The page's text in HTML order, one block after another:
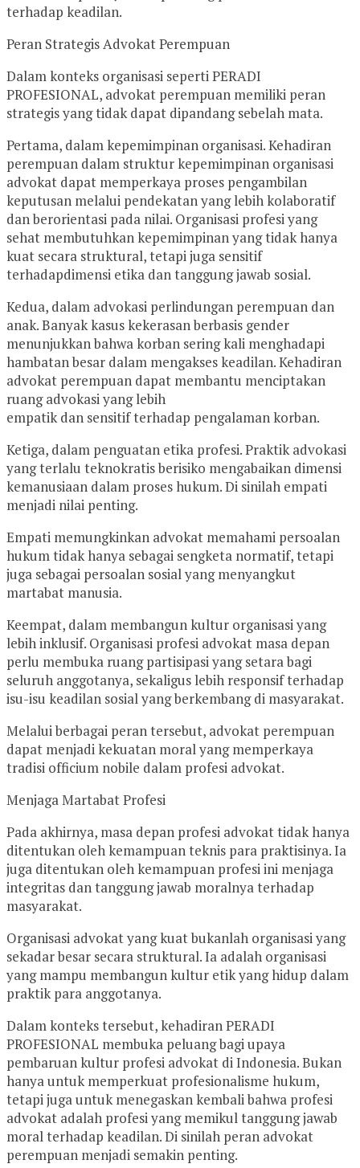
terhadap keadilan.
Peran Strategis Advokat Perempuan
Dalam konteks organisasi seperti PERADI
PROFESIONAL, advokat perempuan memiliki peran
strategis yang tidak dapat dipandang sebelah mata.
Pertama, dalam kepemimpinan organisasi. Kehadiran
perempuan dalam struktur kepemimpinan organisasi
advokat dapat memperkaya proses pengambilan
keputusan melalui pendekatan yang lebih kolaboratif
dan berorientasi pada nilai. Organisasi profesi yang
sehat membutuhkan kepemimpinan yang tidak hanya
kuat secara struktural, tetapi juga sensitif
terhadapdimensi etika dan tanggung jawab sosial.
Kedua, dalam advokasi perlindungan perempuan dan
anak. Banyak kasus kekerasan berbasis gender
menunjukkan bahwa korban sering kali menghadapi
hambatan besar dalam mengakses keadilan. Kehadiran
advokat perempuan dapat membantu menciptakan
ruang advokasi yang lebih
empatik dan sensitif terhadap pengalaman korban.
Ketiga, dalam penguatan etika profesi. Praktik advokasi
yang terlalu teknokratis berisiko mengabaikan dimensi
kemanusiaan dalam proses hukum. Di sinilah empati
menjadi nilai penting.
Empati memungkinkan advokat memahami persoalan
hukum tidak hanya sebagai sengketa normatif, tetapi
juga sebagai persoalan sosial yang menyangkut
martabat manusia.
Keempat, dalam membangun kultur organisasi yang
lebih inklusif. Organisasi profesi advokat masa depan
perlu membuka ruang partisipasi yang setara bagi
seluruh anggotanya, sekaligus lebih responsif terhadap
isu-isu keadilan sosial yang berkembang di masyarakat.
Melalui berbagai peran tersebut, advokat perempuan
dapat menjadi kekuatan moral yang memperkaya
tradisi officium nobile dalam profesi advokat.
Menjaga Martabat Profesi
Pada akhirnya, masa depan profesi advokat tidak hanya
ditentukan oleh kemampuan teknis para praktisinya. Ia
juga ditentukan oleh kemampuan profesi ini menjaga
integritas dan tanggung jawab moralnya terhadap
masyarakat.
Organisasi advokat yang kuat bukanlah organisasi yang
sekadar besar secara struktural. Ia adalah organisasi
yang mampu membangun kultur etik yang hidup dalam
praktik para anggotanya.
Dalam konteks tersebut, kehadiran PERADI
PROFESIONAL membuka peluang bagi upaya
pembaruan kultur profesi advokat di Indonesia. Bukan
hanya untuk memperkuat profesionalisme hukum,
tetapi juga untuk menegaskan kembali bahwa profesi
advokat adalah profesi yang memikul tanggung jawab
moral terhadap keadilan. Di sinilah peran advokat
perempuan menjadi semakin penting.